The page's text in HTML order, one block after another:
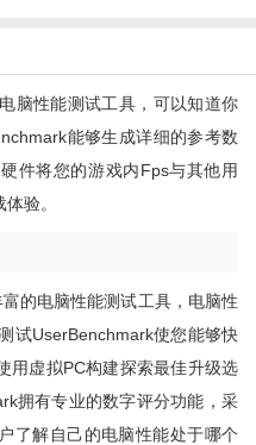
脑性能测试工具，可以知道你
能够生成详细的参考数
件将您的游戏内fps与其他用
验。
的电脑性能测试工具，电脑性
试UserBenchmark使您能够快
用虚拟PC构建探索最佳升级选
拥有专业的数字评分功能，采
了解自己的电脑性能处于哪个